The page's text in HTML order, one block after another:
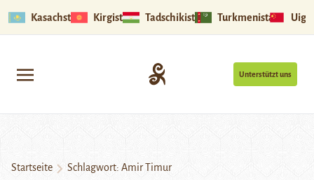
Kasachstan Kirgistan Tadschikistan Turkmenistan
Unterstützt uns
Startseite Schlagwort: Amir Timur